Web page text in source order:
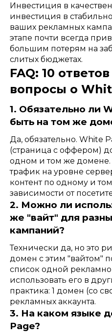
Инвестиция в
инвестиция в
ваших рекламных
этапе почти всегда
большим потерям на
слитых бюджетах.
FAQ: 10
вопросы о
1. Обязательно ли
быть на том же
Да, обязательно. White
(страница с оффером)
одном и том же домене.
трафик на уровне
контент по одному и
зависимости от
2. Можно ли
же "вайт" для
кампаний?
Технически да, но это
домен с этим "вайтом"
список одной
использовать его в
практика: 1 домен (со
рекламных аккаунта.
3. На каком языке
Page?